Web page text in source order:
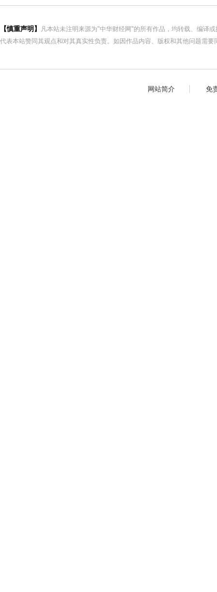
【慎重声明】
凡本站未注明来源为"中华财经网"的所有作品，均转载、编译
代表本站赞同其观点和对其真实性负责。如因作品内容、版权和其他问题需
网站简介 免